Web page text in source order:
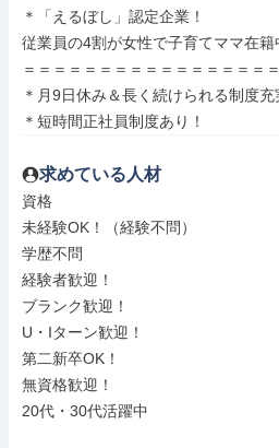
＊「えるぼし」認定企業！
従業員の4割が女性で子育てママ在籍
＝＝＝＝＝＝＝＝＝＝＝＝＝＝＝＝
＊月9日休み＆長く続けられる制度充
＊短時間正社員制度あり！
求めている人材
資格
未経験OK！（経験不問）
学歴不問
経験者歓迎！
ブランク歓迎！
U・Iターン歓迎！
第二新卒OK！
無資格歓迎！
20代・30代活躍中